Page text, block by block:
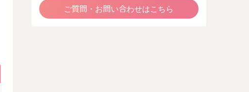
ご質問・お問い合わせはこちら